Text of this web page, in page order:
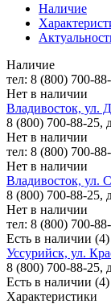
Наличие
Наличие
тел: 8 (800) 700-
Нет в наличии
Владивосток, ул.
8 (800) 700-88-25,
Нет в наличии
тел: 8 (800) 700-
Нет в наличии
Владивосток, ул.
8 (800) 700-88-25,
Нет в наличии
тел: 8 (800) 700-
Есть в наличии (4)
Уссурийск, ул.
8 (800) 700-88-25,
Есть в наличии (4)
Характеристики